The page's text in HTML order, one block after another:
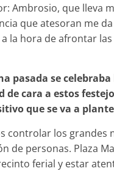
Ambrosio, que lleva
que atesoran me
la hora de afrontar las
pasada se
de cara a estos
que se va a
controlar los grandes
de personas. Plaza
ferial y estar